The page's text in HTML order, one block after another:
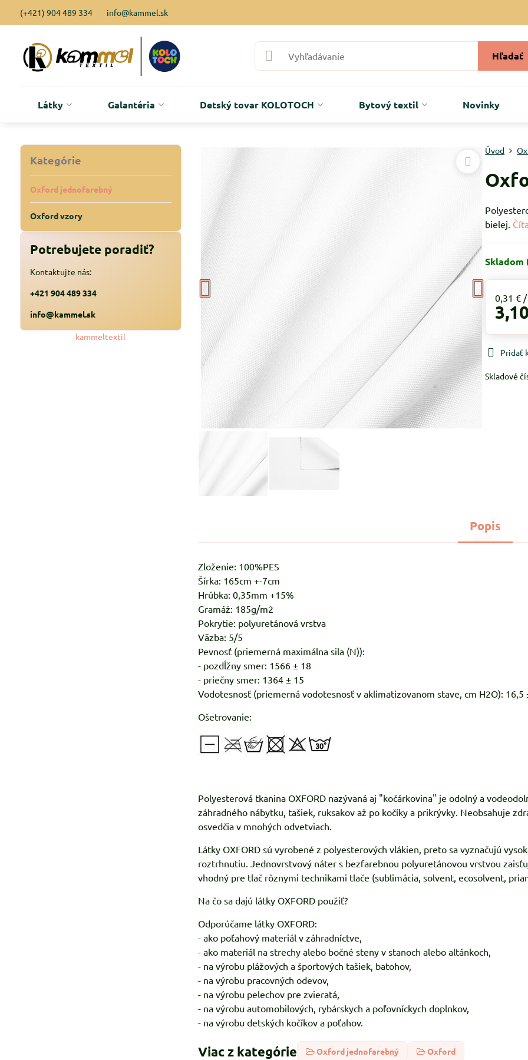
(+421) 904 489 334 info@kammel.sk
Hľadať
Látky Galantéria Detský tovar KOLOTOCH Bytový textil Novinky
Úvod
bielej.
Skladom
0,31 €
Pridať
Skladové
Popis
Zloženie: 100%PES
Šírka: 165cm +-7cm
Hrúbka: 0,35mm +15%
Gramáž: 185g/m2
Pokrytie: polyuretánová vrstva
Väzba: 5/5
Pevnosť (priemerná maximálna sila (N)):
- pozdĺžny smer: 1566 ± 18
- priečny smer: 1364 ± 15
Vodotesnosť (priemerná vodotesnosť v aklimatizovanom stave, cm H2O): 16,5
Ošetrovanie:
Polyesterová tkanina OXFORD nazývaná aj "kočárkovina" je odolný a
záhradného nábytku, tašiek, ruksakov až po kočíky a prikrývky. Neobsahuje
osvedčia v mnohých odvetviach.
Látky OXFORD sú vyrobené z polyesterových vlákien, preto sa vyznačujú
roztrhnutiu. Jednovrstvový náter s bezfarebnou polyuretánovou vrstvou
vhodný pre tlač rôznymi technikami tlače (sublimácia, solvent, ecosolvent,
Na čo sa dajú látky OXFORD použiť?
Odporúčame látky OXFORD:
- ako poťahový materiál v záhradníctve,
- ako materiál na strechy alebo bočné steny v stanoch alebo altánkoch,
- na výrobu plážových a športových tašiek, batohov,
- na výrobu pracovných odevov,
- na výrobu pelechov pre zvieratá,
- na výrobu automobilových, rybárskych a poľovníckych doplnkov,
- na výrobu detských kočíkov a poťahov.
Viac z kategórie Oxford jednofarebný Oxford
Kategórie
Oxford jednofarebný
Oxford vzory
Potrebujete poradiť?
Kontaktujte nás:
+421 904 489 334
info@kammel.sk
kammeltextil